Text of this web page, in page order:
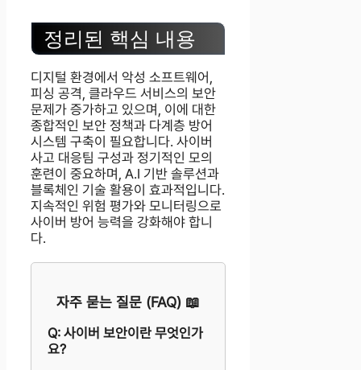
정리된 핵심 내용
디지털 환경에서 악성 소프트웨어,
피싱 공격, 클라우드 서비스의 보안
문제가 증가하고 있으며, 이에 대한
종합적인 보안 정책과 다계층 방어
시스템 구축이 필요합니다. 사이버
사고 대응팀 구성과 정기적인 모의
훈련이 중요하며, A.I 기반 솔루션과
블록체인 기술 활용이 효과적입니다.
지속적인 위험 평가와 모니터링으로
사이버 방어 능력을 강화해야 합니
다.
자주 묻는 질문 (FAQ) 📖
Q: 사이버 보안이란 무엇인가
요?